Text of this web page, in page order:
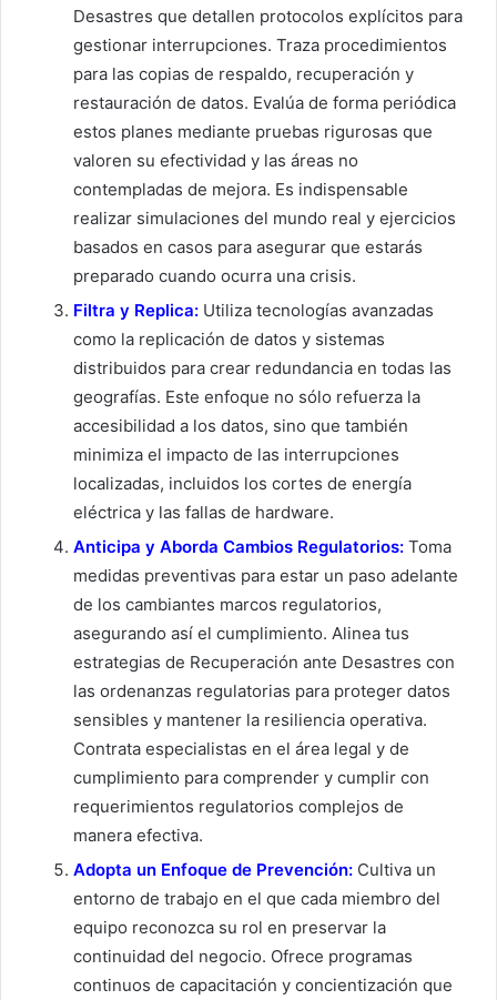
Desastres que detallen protocolos explícitos para
gestionar interrupciones. Traza procedimientos
para las copias de respaldo, recuperación y
restauración de datos. Evalúa de forma periódica
estos planes mediante pruebas rigurosas que
valoren su efectividad y las áreas no
contempladas de mejora. Es indispensable
realizar simulaciones del mundo real y ejercicios
basados en casos para asegurar que estarás
preparado cuando ocurra una crisis.
Filtra y Replica: Utiliza tecnologías avanzadas
como la replicación de datos y sistemas
distribuidos para crear redundancia en todas las
geografías. Este enfoque no sólo refuerza la
accesibilidad a los datos, sino que también
minimiza el impacto de las interrupciones
localizadas, incluidos los cortes de energía
eléctrica y las fallas de hardware.
Anticipa y Aborda Cambios Regulatorios: Toma
medidas preventivas para estar un paso adelante
de los cambiantes marcos regulatorios,
asegurando así el cumplimiento. Alinea tus
estrategias de Recuperación ante Desastres con
las ordenanzas regulatorias para proteger datos
sensibles y mantener la resiliencia operativa.
Contrata especialistas en el área legal y de
cumplimiento para comprender y cumplir con
requerimientos regulatorios complejos de
manera efectiva.
Adopta un Enfoque de Prevención: Cultiva un
entorno de trabajo en el que cada miembro del
equipo reconozca su rol en preservar la
continuidad del negocio. Ofrece programas
continuos de capacitación y concientización que